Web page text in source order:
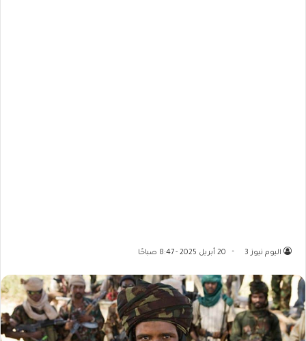
اليوم نيوز 3 20 أبريل 2025 - 8:47 صباحًا